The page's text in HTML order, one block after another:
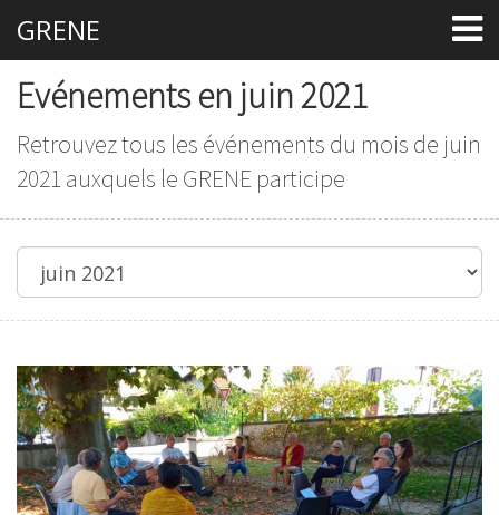
GRENE
Evénements en juin 2021
Retrouvez tous les événements du mois de juin
2021 auxquels le GRENE participe